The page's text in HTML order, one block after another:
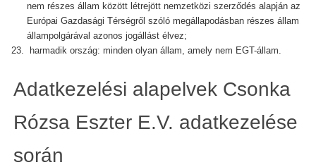
nem részes állam között létrejött nemzetközi szerződés alapján az
Európai Gazdasági Térségről szóló megállapodásban részes állam
állampolgárával azonos jogállást élvez;
harmadik ország: minden olyan állam, amely nem EGT-állam.
Adatkezelési alapelvek Csonka
Rózsa Eszter E.V. adatkezelése
során